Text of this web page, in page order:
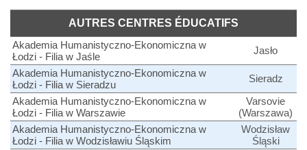
AUTRES CENTRES ÉDUCATIFS
Akademia Humanistyczno-Ekonomiczna w
Łodzi - Filia w Jaśle
Jasło
Akademia Humanistyczno-Ekonomiczna w
Łodzi - Filia w Sieradzu
Sieradz
Akademia Humanistyczno-Ekonomiczna w
Łodzi - Filia w Warszawie
Varsovie
(Warszawa)
Akademia Humanistyczno-Ekonomiczna w
Łodzi - Filia w Wodzisławiu Śląskim
Wodzisław
Śląski